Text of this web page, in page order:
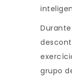
grupo